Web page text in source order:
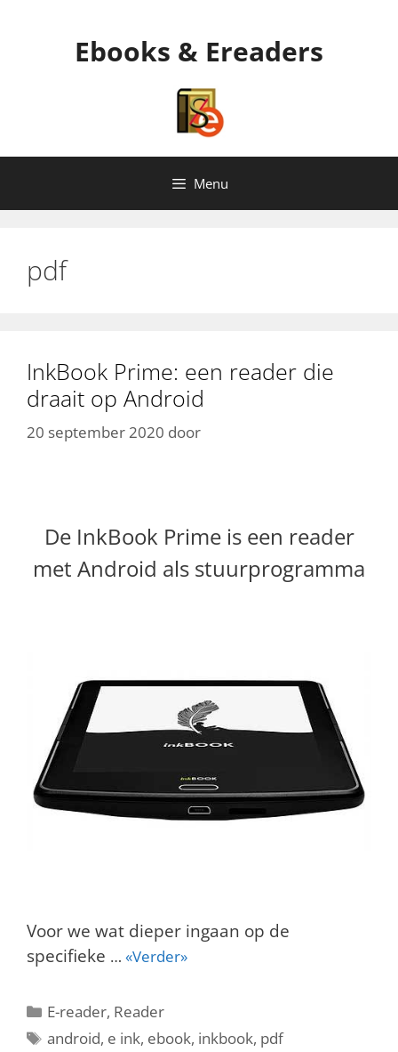
Ebooks & Ereaders
Menu
pdf
InkBook Prime: een reader die
draait op Android
20 september 2020 door
De InkBook Prime is een reader
met Android als stuurprogramma
Voor we wat dieper ingaan op de
specifieke … «Verder»
Categorieën
E-reader, Reader
Tags
android, e ink, ebook, inkbook, pdf